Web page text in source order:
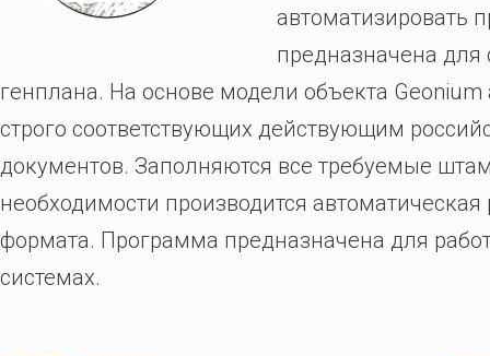
автоматизировать
предназначена для
генплана. На основе модели объекта
строго соответствующих действующим
документов. Заполняются все требуемые
необходимости производится
формата. Программа предназначена для
системах.